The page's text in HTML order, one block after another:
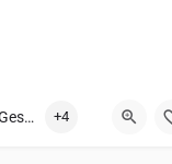
La vida nocturna en Villa Gesell +4